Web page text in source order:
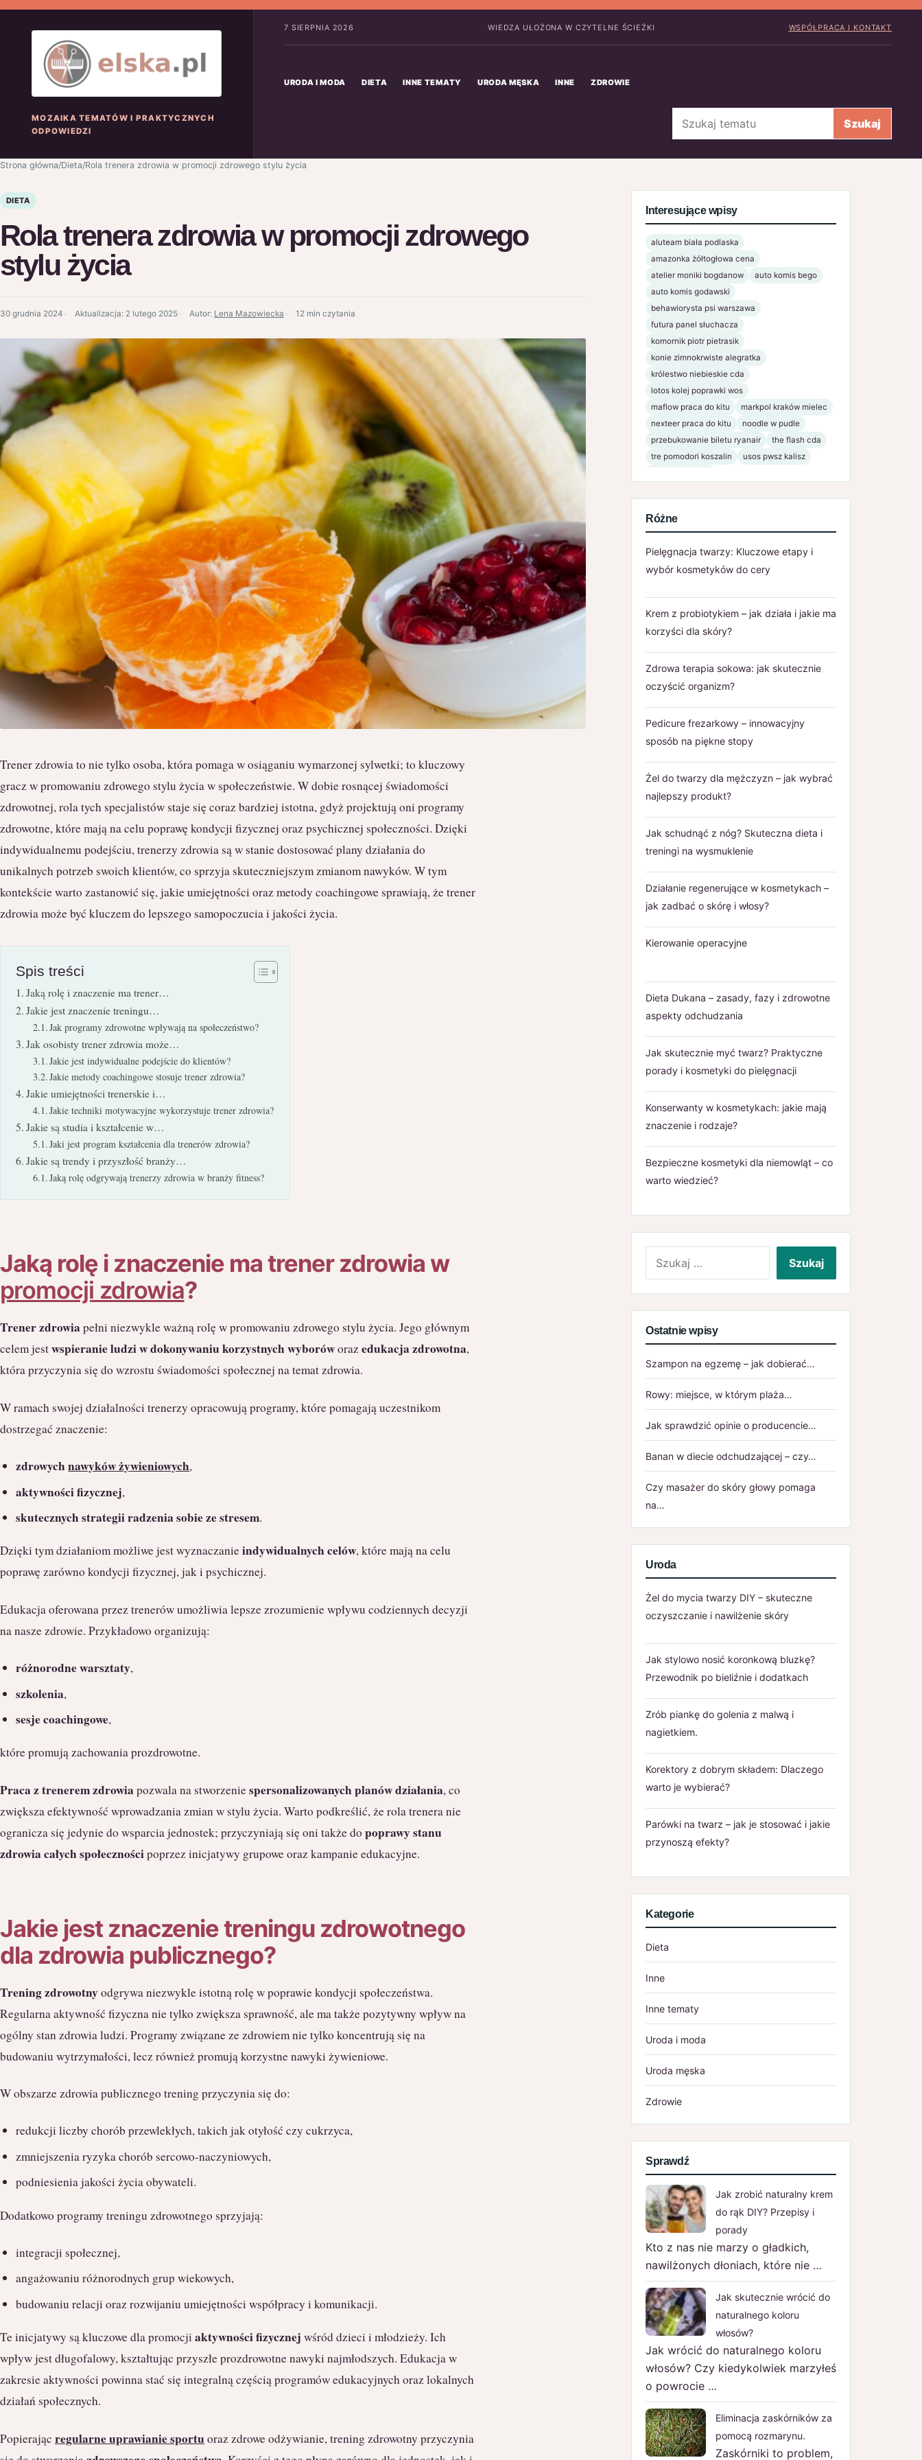
MOZAIKA TEMATÓW I PRAKTYCZNYCH
ODPOWIEDZI
7 SIERPNIA 2026 WIEDZA UŁOŻONA W CZYTELNE ŚCIEŻKI WSPÓŁPRACA I KONTAKT
URODA I MODA DIETA INNE TEMATY URODA MĘSKA INNE ZDROWIE
Szukaj Szukaj
Strona główna/Dieta/Rola trenera zdrowia w promocji zdrowego stylu życia
DIETA
Rola trenera zdrowia w promocji zdrowego
stylu życia
30 grudnia 2024 Aktualizacja: 2 lutego 2025 Autor: Lena Mazowiecka 12 min czytania
Trener zdrowia to nie tylko osoba, która pomaga w osiąganiu wymarzonej sylwetki; to kluczowy
gracz w promowaniu zdrowego stylu życia w społeczeństwie. W dobie rosnącej świadomości
zdrowotnej, rola tych specjalistów staje się coraz bardziej istotna, gdyż projektują oni programy
zdrowotne, które mają na celu poprawę kondycji fizycznej oraz psychicznej społeczności. Dzięki
indywidualnemu podejściu, trenerzy zdrowia są w stanie dostosować plany działania do
unikalnych potrzeb swoich klientów, co sprzyja skuteczniejszym zmianom nawyków. W tym
kontekście warto zastanowić się, jakie umiejętności oraz metody coachingowe sprawiają, że trener
zdrowia może być kluczem do lepszego samopoczucia i jakości życia.
Spis treści
Jaką rolę i znaczenie ma trener…
Jakie jest znaczenie treningu…
Jak programy zdrowotne wpływają na społeczeństwo?
Jak osobisty trener zdrowia może…
Jakie jest indywidualne podejście do klientów?
Jakie metody coachingowe stosuje trener zdrowia?
Jakie umiejętności trenerskie i…
Jakie techniki motywacyjne wykorzystuje trener zdrowia?
Jakie są studia i kształcenie w…
Jaki jest program kształcenia dla trenerów zdrowia?
Jakie są trendy i przyszłość branży…
Jaką rolę odgrywają trenerzy zdrowia w branży fitness?
Jaką rolę i znaczenie ma trener zdrowia w
promocji zdrowia?
Trener zdrowia pełni niezwykle ważną rolę w promowaniu zdrowego stylu życia. Jego głównym
celem jestwspieranie ludzi w dokonywaniu korzystnych wyboróworazedukacja zdrowotna,
która przyczynia się do wzrostu świadomości społecznej na temat zdrowia.
W ramach swojej działalności trenerzy opracowują programy, które pomagają uczestnikom
dostrzegać znaczenie:
zdrowychnawyków żywieniowych,
aktywności fizycznej,
skutecznych strategii radzenia sobie ze stresem.
Dzięki tym działaniom możliwe jest wyznaczanieindywidualnych celów, które mają na celu
poprawę zarówno kondycji fizycznej, jak i psychicznej.
Edukacja oferowana przez trenerów umożliwia lepsze zrozumienie wpływu codziennych decyzji
na nasze zdrowie. Przykładowo organizują:
różnorodne warsztaty,
szkolenia,
sesje coachingowe,
które promują zachowania prozdrowotne.
Praca z trenerem zdrowia pozwala na stworzeniespersonalizowanych planów działania, co
zwiększa efektywność wprowadzania zmian w stylu życia. Warto podkreślić, że rola trenera nie
ogranicza się jedynie do wsparcia jednostek; przyczyniają się oni także do poprawy stanu
zdrowia całych społecznościpoprzez inicjatywy grupowe oraz kampanie edukacyjne.
Jakie jest znaczenie treningu zdrowotnego
dla zdrowia publicznego?
Trening zdrowotnyodgrywa niezwykle istotną rolę w poprawie kondycji społeczeństwa.
Regularna aktywność fizyczna nie tylko zwiększa sprawność, ale ma także pozytywny wpływ na
ogólny stan zdrowia ludzi. Programy związane ze zdrowiem nie tylko koncentrują się na
budowaniu wytrzymałości, lecz również promują korzystne nawyki żywieniowe.
W obszarze zdrowia publicznego trening przyczynia się do:
redukcji liczby chorób przewlekłych, takich jak otyłość czy cukrzyca,
zmniejszenia ryzyka chorób sercowo-naczyniowych,
podniesienia jakości życia obywateli.
Dodatkowo programy treningu zdrowotnego sprzyjają:
integracji społecznej,
angażowaniu różnorodnych grup wiekowych,
budowaniu relacji oraz rozwijaniu umiejętności współpracy i komunikacji.
Te inicjatywy są kluczowe dla promocji aktywności fizycznej wśród dzieci i młodzieży. Ich
wpływ jest długofalowy, kształtując przyszłe prozdrowotne nawyki najmłodszych. Edukacja w
zakresie aktywności powinna stać się integralną częścią programów edukacyjnych oraz lokalnych
działań społecznych.
Popierając regularne uprawianie sportuoraz zdrowe odżywianie, trening zdrowotny przyczynia
Interesujące wpisy
aluteam biała podlaska
amazonka żółtogłowa cena
atelier moniki bogdanow
auto komis bego
auto komis godawski
behawiorysta psi warszawa
futura panel słuchacza
komornik piotr pietrasik
konie zimnokrwiste alegratka
królestwo niebieskie cda
lotos kolej poprawki wos
maflow praca do kitu
markpol kraków mielec
nexteer praca do kitu
noodle w pudle
przebukowanie biletu ryanair
the flash cda
tre pomodori koszalin
usos pwsz kalisz
Różne
Pielęgnacja twarzy: Kluczowe etapy i
wybór kosmetyków do cery
Krem z probiotykiem – jak działa i jakie ma
korzyści dla skóry?
Zdrowa terapia sokowa: jak skutecznie
oczyścić organizm?
Pedicure frezarkowy – innowacyjny
sposób na piękne stopy
Żel do twarzy dla mężczyzn – jak wybrać
najlepszy produkt?
Jak schudnąć z nóg? Skuteczna dieta i
treningi na wysmuklenie
Działanie regenerujące w kosmetykach –
jak zadbać o skórę i włosy?
Kierowanie operacyjne
Dieta Dukana – zasady, fazy i zdrowotne
aspekty odchudzania
Jak skutecznie myć twarz? Praktyczne
porady i kosmetyki do pielęgnacji
Konserwanty w kosmetykach: jakie mają
znaczenie i rodzaje?
Bezpieczne kosmetyki dla niemowląt – co
warto wiedzieć?
Ostatnie wpisy
Szampon na egzemę – jak dobierać…
Rowy: miejsce, w którym plaża…
Jak sprawdzić opinie o producencie…
Banan w diecie odchudzającej – czy…
Czy masażer do skóry głowy pomaga
na…
Uroda
Żel do mycia twarzy DIY – skuteczne
oczyszczanie i nawilżenie skóry
Jak stylowo nosić koronkową bluzkę?
Przewodnik po bieliźnie i dodatkach
Zrób piankę do golenia z malwą i
nagietkiem.
Korektory z dobrym składem: Dlaczego
warto je wybierać?
Parówki na twarz – jak je stosować i jakie
przynoszą efekty?
Kategorie
Dieta
Inne
Inne tematy
Uroda i moda
Uroda męska
Zdrowie
Sprawdź
Jak zrobić naturalny krem
do rąk DIY? Przepisy i
porady
Kto z nas nie marzy o gładkich,
nawilżonych dłoniach, które nie …
Jak skutecznie wrócić do
naturalnego koloru
włosów?
Jak wrócić do naturalnego koloru
włosów? Czy kiedykolwiek marzyłeś
o powrocie …
Eliminacja zaskórników za
pomocą rozmarynu.
Zaskórniki to problem,